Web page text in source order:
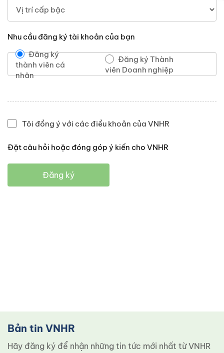
Nhu cầu đăng ký tài khoản của bạn
Đăng ký
thành viên cá
nhân
Đăng ký Thành
viên Doanh nghiệp
Tôi đồng ý với các điều khoản của VNHR
Đặt câu hỏi hoặc đóng góp ý kiến cho VNHR
Đăng ký
Bản tin VNHR
Hãy đăng ký để nhận những tin tức mới nhất từ ​​VNHR